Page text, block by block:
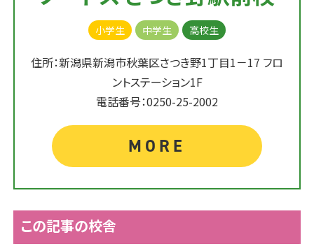
小学生 中学生 高校生
住所：新潟県新潟市秋葉区さつき野1丁目1－17 フロ
ントステーション1F
電話番号：0250-25-2002
MORE
この記事の校舎